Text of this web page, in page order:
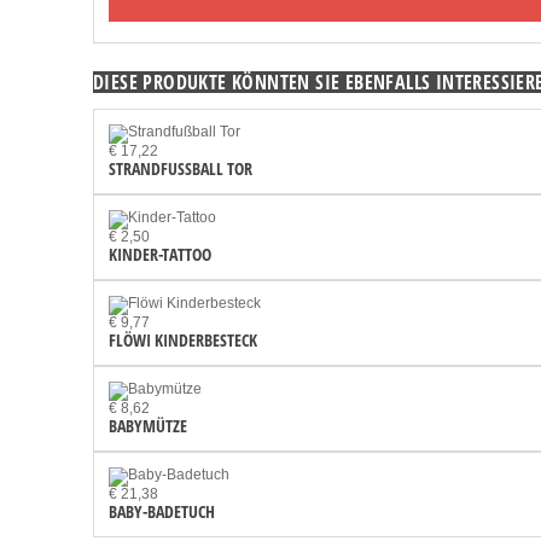
DIESE PRODUKTE KÖNNTEN SIE EBENFALLS
€ 17,22
STRANDFUSSBALL TOR
€ 2,50
KINDER-TATTOO
€ 9,77
FLÖWI KINDERBESTECK
€ 8,62
BABYMÜTZE
€ 21,38
BABY-BADETUCH